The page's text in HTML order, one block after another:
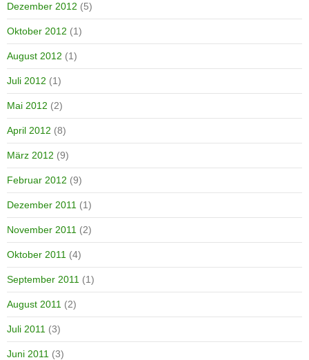
Dezember 2012 (5)
Oktober 2012 (1)
August 2012 (1)
Juli 2012 (1)
Mai 2012 (2)
April 2012 (8)
März 2012 (9)
Februar 2012 (9)
Dezember 2011 (1)
November 2011 (2)
Oktober 2011 (4)
September 2011 (1)
August 2011 (2)
Juli 2011 (3)
Juni 2011 (3)